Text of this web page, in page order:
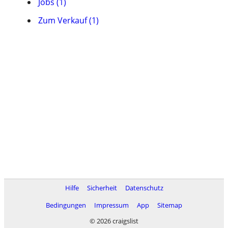
Zum Verkauf (1)
Hilfe Sicherheit
Datenschutz
Bedingungen
Impressum App
Sitemap
© 2026 craigslist